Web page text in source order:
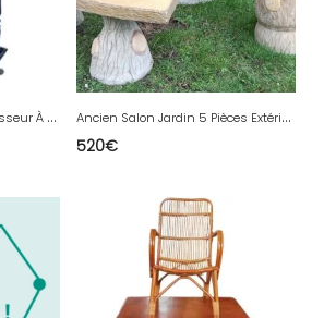
A
ncien Meuble Étagère Classeur À Musique Partitions Napoléon III 19 Ème Siècle
A
ncien Salon Jardin 5 Pièces Extérieur Ciment Imitation Bois 2 Bancs Demi Lune
520€